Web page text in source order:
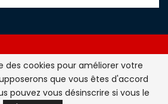
de l'actualité de la France et du
Réservés - Atlasinfo- 2026
des cookies pour améliorer votre
que vous êtes d'accord
pouvez vous désinscrire si vous le